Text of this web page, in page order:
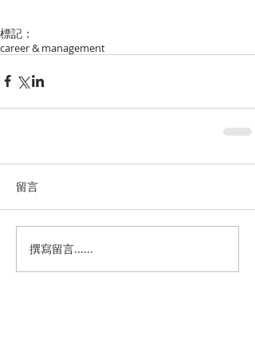
標記：
career & management
留言
撰寫留言......